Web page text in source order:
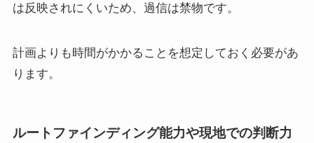
は反映されにくいため、過信は禁物です。
計画よりも時間がかかることを想定しておく必要があ
ります。
ルートファインディング能力や現地での判断力